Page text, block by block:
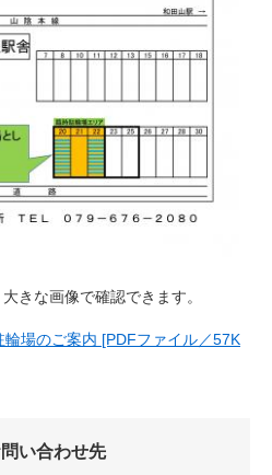
きな画像で確認できます。
輪場のご案内 [PDFファイル／57K
い合わせ先